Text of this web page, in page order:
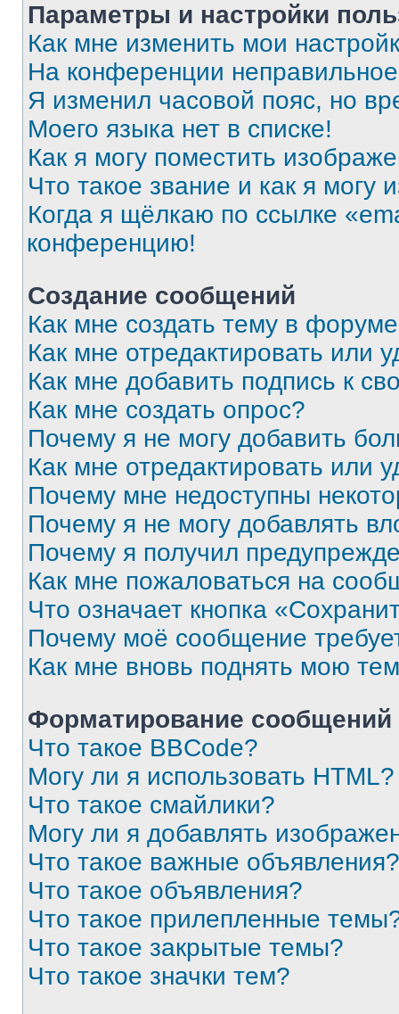
Параметры и настройки
Как мне изменить мои
На конференции
Я изменил часовой пояс, но
Моего языка нет в списке!
Как я могу поместить
Что такое звание и как я могу
Когда я щёлкаю по ссылке
конференцию!
Создание сообщений
Как мне создать тему в
Как мне отредактировать или
Как мне добавить подпись к
Как мне создать опрос?
Почему я не могу добавить
Как мне отредактировать или
Почему мне недоступны
Почему я не могу добавлять
Почему я получил
Как мне пожаловаться на
Что означает кнопка
Почему моё сообщение
Как мне вновь поднять мою
Форматирование
Что такое BBCode?
Могу ли я использовать HTML?
Что такое смайлики?
Могу ли я добавлять
Что такое важные объявления?
Что такое объявления?
Что такое прилепленные
Что такое закрытые темы?
Что такое значки тем?